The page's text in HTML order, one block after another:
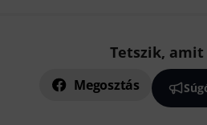
Tetszik, amit
Megosztás